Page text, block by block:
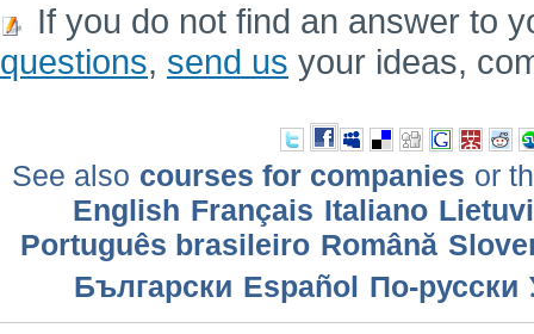
If you do not find an answer to
questions, send us your ideas,
See also courses for companies or
English Français Italiano
Português brasileiro Română
Български Еspañol По-русски